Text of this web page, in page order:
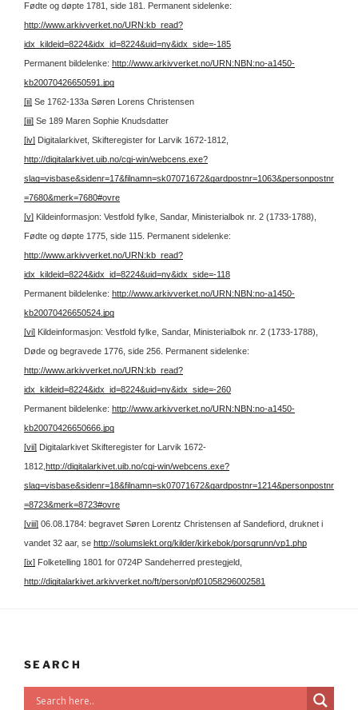
Fødte og døpte 1781, side 181. Permanent sidelenke:
http://www.arkivverket.no/URN:kb_read?
idx_kildeid=8224&idx_id=8224&uid=ny&idx_side=-185
Permanent bildelenke: http://www.arkivverket.no/URN:NBN:no-a1450-
kb20070426650591.jpg
[ii] Se 1762-133a Søren Lorens Christensen
[iii] Se 189 Maren Sophie Knudsdatter
[iv] Digitalarkivet, Skifteregister for Larvik 1672-1812,
http://digitalarkivet.uib.no/cgi-win/webcens.exe?
slag=visbase&sidenr=17&filnamn=sk07071672&gardpostnr=1063&personpostnr
=7680&merk=7680#ovre
[v] Kildeinformasjon: Vestfold fylke, Sandar, Ministerialbok nr. 2 (1733-1788),
Fødte og døpte 1775, side 115. Permanent sidelenke:
http://www.arkivverket.no/URN:kb_read?
idx_kildeid=8224&idx_id=8224&uid=ny&idx_side=-118
Permanent bildelenke: http://www.arkivverket.no/URN:NBN:no-a1450-
kb20070426650524.jpg
[vi] Kildeinformasjon: Vestfold fylke, Sandar, Ministerialbok nr. 2 (1733-1788),
Døde og begravede 1776, side 256. Permanent sidelenke:
http://www.arkivverket.no/URN:kb_read?
idx_kildeid=8224&idx_id=8224&uid=ny&idx_side=-260
Permanent bildelenke: http://www.arkivverket.no/URN:NBN:no-a1450-
kb20070426650666.jpg
[vii] Digitalarkivet Skifteregister for Larvik 1672-
1812, http://digitalarkivet.uib.no/cgi-win/webcens.exe?
slag=visbase&sidenr=18&filnamn=sk07071672&gardpostnr=1214&personpostnr
=8723&merk=8723#ovre
[viii] 06.08.1784: begravet Søren Lorentz Christensen af Sandefiord, druknet i
vandet 32 aar, se http://solumslekt.org/kilder/kirkebok/porsgrunn/vp1.php
[ix] Folketelling 1801 for 0724P Sandeherred prestegjeld,
http://digitalarkivet.arkivverket.no/ft/person/pf01058296002581
SEARCH